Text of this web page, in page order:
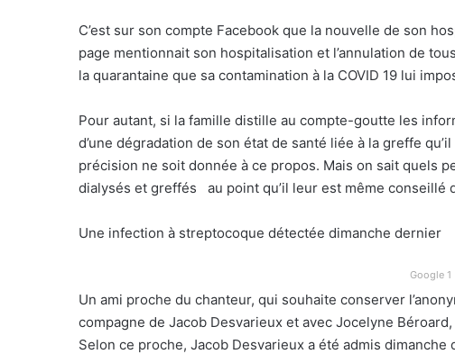
C’est sur son compte Facebook que la nouvelle de son
page mentionnait son hospitalisation et l’annulation de
la quarantaine que sa contamination à la COVID 19 lui
Pour autant, si la famille distille au compte-goutte les
d’une dégradation de son état de santé liée à la greffe
précision ne soit donnée à ce propos. Mais on sait quels
dialysés et greffés au point qu’il leur est même conseillé
Une infection à streptocoque détectée dimanche dernier
Google 1
Un ami proche du chanteur, qui souhaite conserver
compagne de Jacob Desvarieux et avec Jocelyne
Selon ce proche, Jacob Desvarieux a été admis